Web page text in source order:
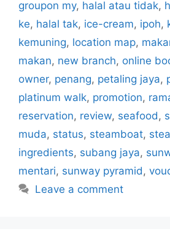
groupon my, halal atau tidak,
ke, halal tak, ice-cream, ipoh,
kemuning, location map,
makan, new branch, online
owner, penang, petaling jaya,
platinum walk, promotion,
reservation, review, seafood ,
muda, status, steamboat,
ingredients, subang jaya,
mentari, sunway pyramid ,
Leave a comment